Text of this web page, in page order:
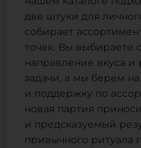
две штуки для
собирает
точек. Вы выбираете
направление вкуса и
задачи, а мы берем
и поддержку по
новая партия
и предсказуемый
привычного ритуала